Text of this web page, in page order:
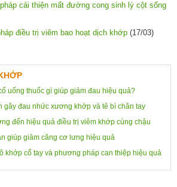
cải thiện mất đường cong sinh lý cột sống
điều trị viêm bao hoạt dịch khớp (17/03)
uống thuốc gì giúp giảm đau hiệu quả?
gây đau nhức xương khớp và tê bì chân tay
đến hiệu quả điều trị viêm khớp cùng chậu
giúp giảm căng cơ lưng hiệu quả
khớp cổ tay và phương pháp can thiệp hiệu quả